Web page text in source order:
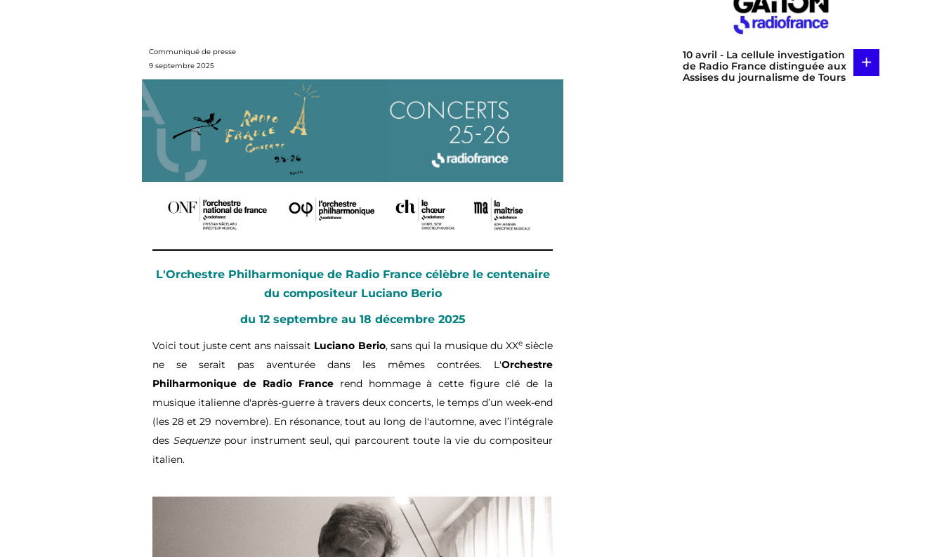
Communiqué de presse
9 septembre 2025
L'Orchestre Philharmonique de Radio France célèbre le centenaire
du compositeur Luciano Berio
du 12 septembre au 18 décembre 2025
Voici tout juste cent ans naissait Luciano Berio, sans qui la musique du XXesiècle
ne se serait pas aventurée dans les mêmes contrées. L'Orchestre
Philharmonique de Radio Francerend hommage à cette figure clé de la
musique italienne d'après-guerre à travers deux concerts, le temps d’un week-end
(les 28 et 29 novembre). En résonance, tout au long de l'automne, avec l’intégrale
des Sequenzepour instrument seul, qui parcourent toute la vie du compositeur
italien.
10 avril - La cellule investigation
de Radio France distinguée aux
Assises du journalisme de Tours
+